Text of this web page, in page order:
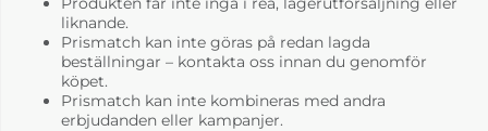
liknande.
Prismatch kan inte göras på redan lagda
beställningar – kontakta oss innan du genomför
köpet.
Prismatch kan inte kombineras med andra
erbjudanden eller kampanjer.